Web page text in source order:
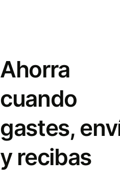
Ahorra
cuando
gastes,
y recibas